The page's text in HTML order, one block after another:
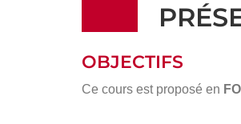
OBJECTIFS
Ce cours est proposé en